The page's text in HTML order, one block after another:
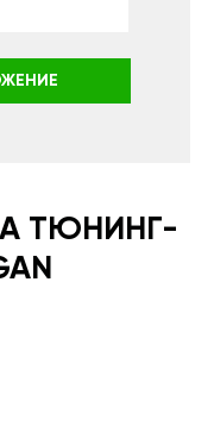
ТЮНИНГ-